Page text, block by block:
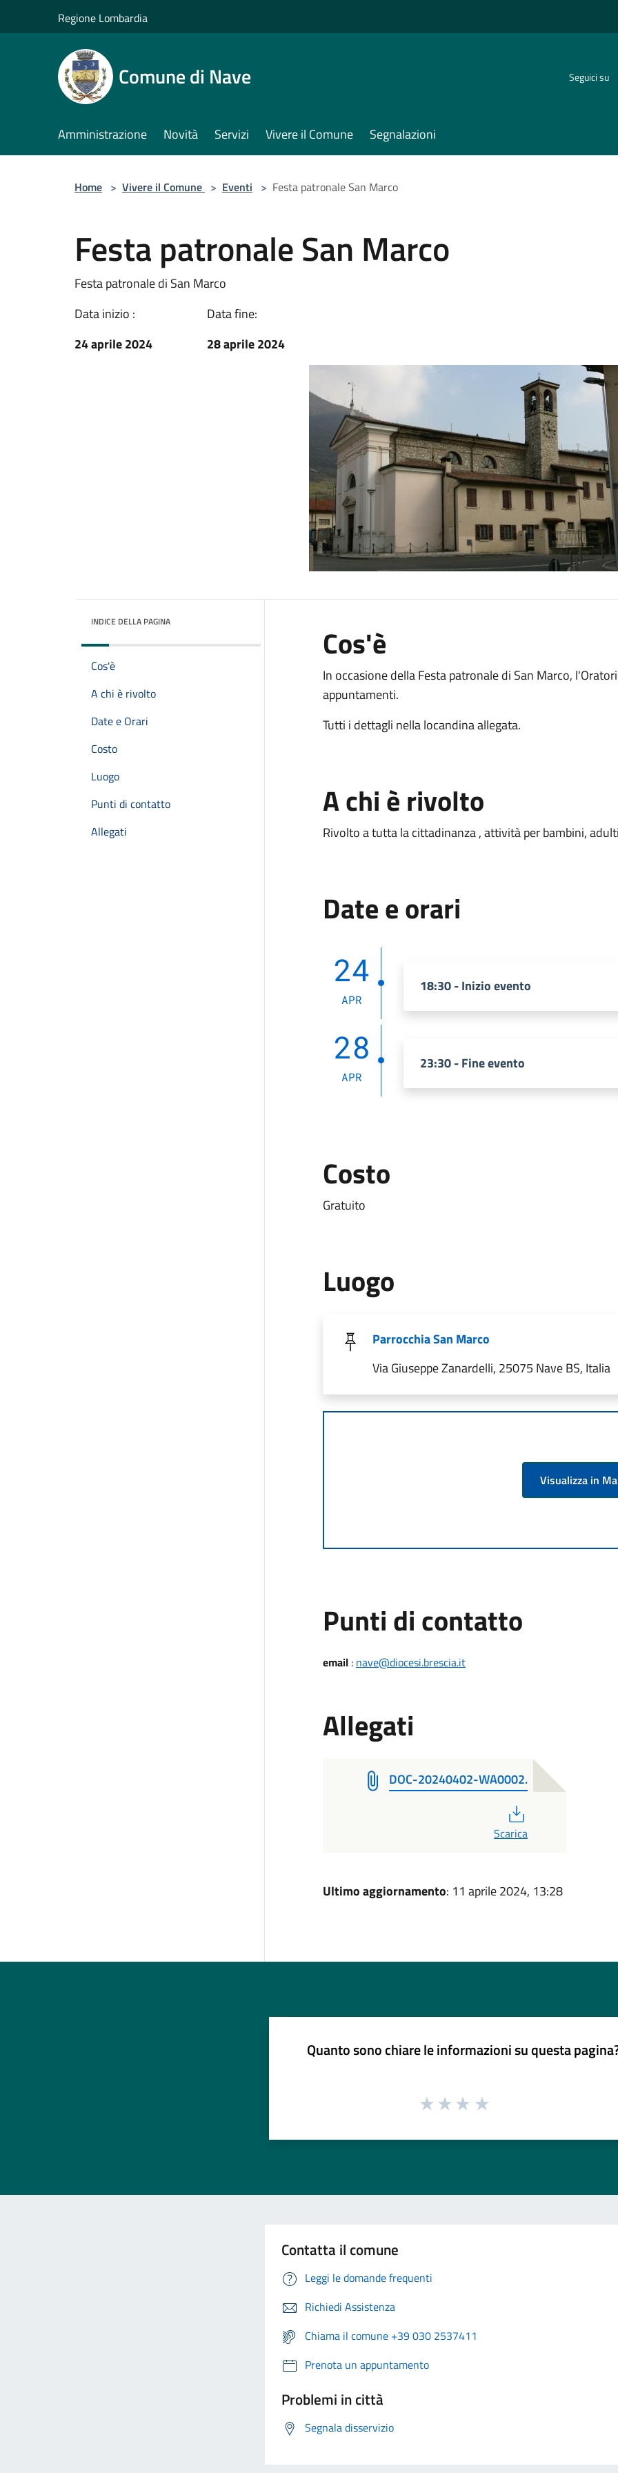
Regione Lombardia
Comune di Nave Seguici su
Amministrazione Novità Servizi Vivere il Comune Segnalazioni
Home > Vivere il Comune > Eventi > Festa patronale San Marco
Festa patronale San Marco
Festa patronale di San Marco
Data inizio :
24 aprile 2024
Data fine:
28 aprile 2024
INDICE DELLA PAGINA
Cos'è
A chi è rivolto
Date e Orari
Costo
Luogo
Punti di contatto
Allegati
Cos'è
In occasione della Festa patronale di San Marco,
appuntamenti.
Tutti i dettagli nella locandina allegata.
A chi è rivolto
Rivolto a tutta la cittadinanza , attività per bambini,
Date e orari
24
APR
18:30 - Inizio evento
28
APR
23:30 - Fine evento
Costo
Gratuito
Luogo
Parrocchia San Marco
Via Giuseppe Zanardelli, 25075 Nave BS, Italia
Visualizza in
Punti di contatto
email: nave@diocesi.brescia.it
Allegati
DOC-20240402-WA0002.
Scarica
Ultimo aggiornamento: 11 aprile 2024, 13:28
Quanto sono chiare le informazioni su questa
Contatta il comune
Leggi le domande frequenti
Richiedi Assistenza
Chiama il comune +39 030 2537411
Prenota un appuntamento
Problemi in città
Segnala disservizio